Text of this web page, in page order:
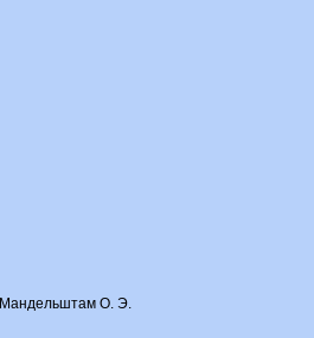
Мандельштам О. Э.